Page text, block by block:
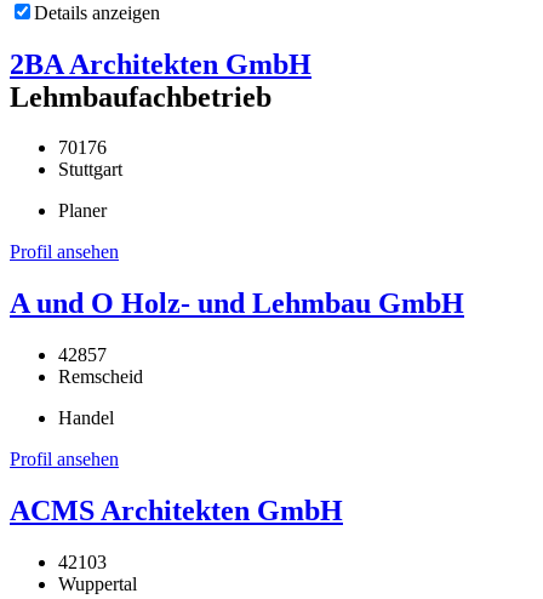
Details anzeigen
2BA Architekten GmbH
Lehmbaufachbetrieb
70176
Stuttgart
Planer
Profil ansehen
A und O Holz- und Lehmbau GmbH
42857
Remscheid
Handel
Profil ansehen
ACMS Architekten GmbH
42103
Wuppertal